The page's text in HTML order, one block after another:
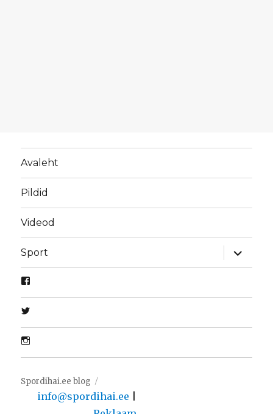
Avaleht
Pildid
Videod
Sport
laienda
Spordihai.ee blog
info@spordihai.ee